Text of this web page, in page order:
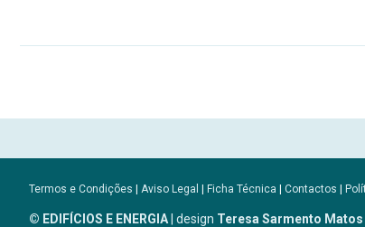
Termos e Condições | Aviso Legal | Ficha Técnica | Contactos |
© EDIFÍCIOS E ENERGIA| design Teresa Sarmento Matos